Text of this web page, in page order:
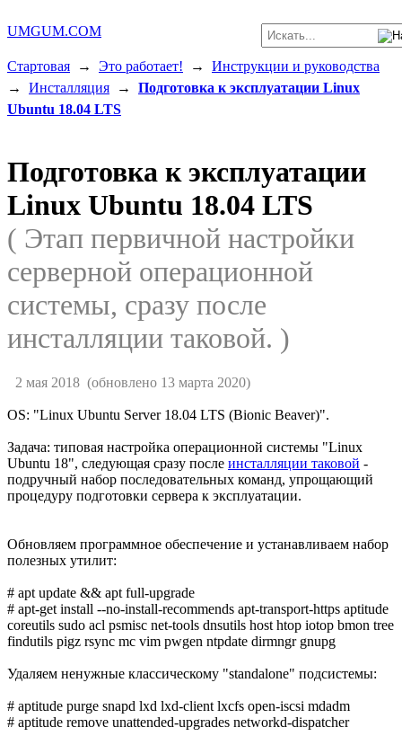
UMGUM.COM
Стартовая → Это работает! → Инструкции и руководства
→ Инсталляция → Подготовка к эксплуатации Linux
Ubuntu 18.04 LTS
Подготовка к эксплуатации
Linux Ubuntu 18.04 LTS
( Этап первичной настройки
серверной операционной
системы, сразу после
инсталляции таковой. )
2 мая 2018(обновлено 13 марта 2020)
OS: "Linux Ubuntu Server 18.04 LTS (Bionic Beaver)".
Задача: типовая настройка операционной системы "Linux
Ubuntu 18", следующая сразу после инсталляции таковой -
подручный набор последовательных команд, упрощающий
процедуру подготовки сервера к эксплуатации.
Обновляем программное обеспечение и устанавливаем набор
полезных утилит:
# apt update && apt full-upgrade
# apt-get install --no-install-recommends apt-transport-https aptitude
coreutils sudo acl psmisc net-tools dnsutils host htop iotop bmon tree
findutils pigz rsync mc vim pwgen ntpdate dirmngr gnupg
Удаляем ненужные классическому "standalone" подсистемы:
# aptitude purge snapd lxd lxd-client lxcfs open-iscsi mdadm
# aptitude remove unattended-upgrades networkd-dispatcher